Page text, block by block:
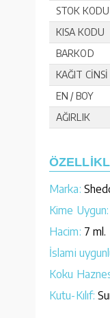
STOK KODU
KISA KODU
BARKOD
KAĞIT CİNSİ
EN / BOY
AĞIRLIK
Marka:
Kime Uygun:
Hacim: 7 ml.
İslami
Koku
Kutu-Kılıf: